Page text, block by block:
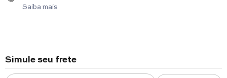
Saiba mais
Simule seu frete